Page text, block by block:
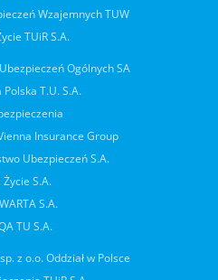
Wzajemnych TUW
TUiR S.A.
Ogólnych SA
T.U. S.A.
Insurance Group
Ubezpieczeń S.A.
Życie S.A.
S.A.
TU S.A.
z o.o. Oddział w Polsce